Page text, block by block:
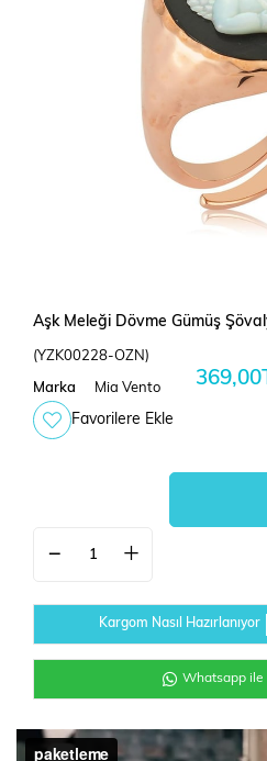
Aşk Meleği Dövme Gümüş
(YZK00228-OZN)
Marka Mia Vento
Favorilere Ekle
Kargom Nasıl Hazırlanıyor
Whatsapp ile